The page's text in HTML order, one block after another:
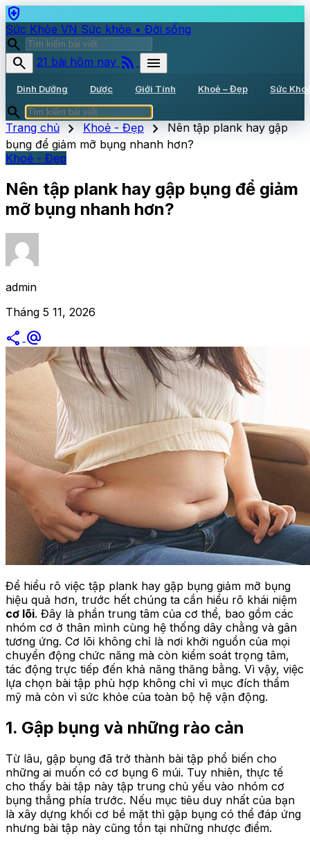
health_and_safety
Sức Khỏe VN Sức khỏe • Đời sống
search
search
21 bài hôm nay rss_feed menu
Dinh Dưỡng Dược Giới Tính Khoẻ – Đẹp Sức
search
Trang chủ chevron_right Khoẻ - Đẹp chevron_right Nên tập plank hay gập
bụng để giảm mỡ bụng nhanh hơn?
Khoẻ - Đẹp
Nên tập plank hay gập bụng để giảm
mỡ bụng nhanh hơn?
admin
Tháng 5 11, 2026
share alternate_email
Để hiểu rõ việc tập plank hay gập bụng giảm mỡ bụng
hiệu quả hơn, trước hết chúng ta cần hiểu rõ khái niệm
cơ lõi. Đây là phần trung tâm của cơ thể, bao gồm các
nhóm cơ ở thân mình cùng hệ thống dây chằng và gân
tương ứng. Cơ lõi không chỉ là nơi khởi nguồn của mọi
chuyển động chức năng mà còn kiểm soát trọng tâm,
tác động trực tiếp đến khả năng thăng bằng. Vì vậy, việc
lựa chọn bài tập phù hợp không chỉ vì mục đích thẩm
mỹ mà còn vì sức khỏe của toàn bộ hệ vận động.
1. Gập bụng và những rào cản
Từ lâu, gập bụng đã trở thành bài tập phổ biến cho
những ai muốn có cơ bụng 6 múi. Tuy nhiên, thực tế
cho thấy bài tập này tập trung chủ yếu vào nhóm cơ
bụng thẳng phía trước. Nếu mục tiêu duy nhất của bạn
là xây dựng khối cơ bề mặt thì gập bụng có thể đáp ứng
nhưng bài tập này cũng tồn tại những nhược điểm.